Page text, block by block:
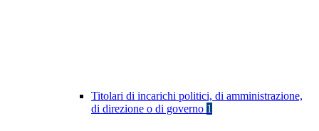
Titolari di incarichi politici, di amministrazione,
di direzione o di governo 1